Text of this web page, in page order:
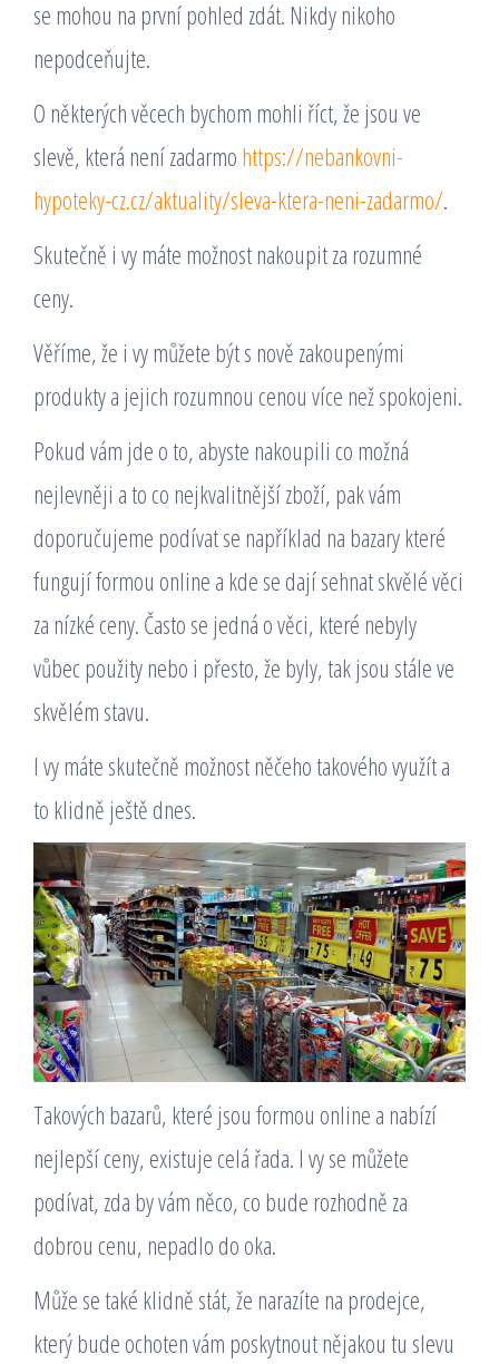
se mohou na první pohled zdát. Nikdy nikoho
nepodceňujte.
O některých věcech bychom mohli říct, že jsou ve
slevě, která není zadarmo https://nebankovni-
hypoteky-cz.cz/aktuality/sleva-ktera-neni-zadarmo/.
Skutečně i vy máte možnost nakoupit za rozumné
ceny.
Věříme, že i vy můžete být s nově zakoupenými
produkty a jejich rozumnou cenou více než spokojeni.
Pokud vám jde o to, abyste nakoupili co možná
nejlevněji a to co nejkvalitnější zboží, pak vám
doporučujeme podívat se například na bazary které
fungují formou online a kde se dají sehnat skvělé věci
za nízké ceny. Často se jedná o věci, které nebyly
vůbec použity nebo i přesto, že byly, tak jsou stále ve
skvělém stavu.
I vy máte skutečně možnost něčeho takového využít a
to klidně ještě dnes.
Takových bazarů, které jsou formou online a nabízí
nejlepší ceny, existuje celá řada. I vy se můžete
podívat, zda by vám něco, co bude rozhodně za
dobrou cenu, nepadlo do oka.
Může se také klidně stát, že narazíte na prodejce,
který bude ochoten vám poskytnout nějakou tu slevu